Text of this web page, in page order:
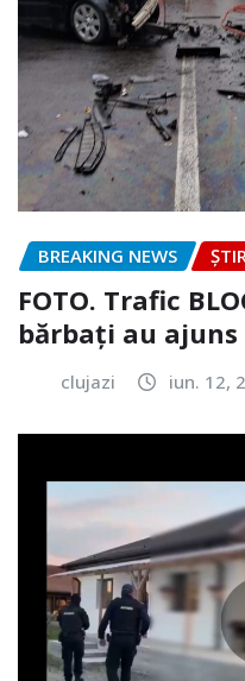
BREAKING NEWS
FOTO. Trafic
bărbați au
clujazi iun. 12,